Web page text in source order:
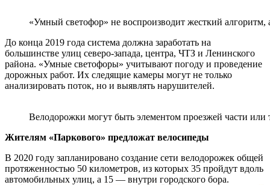
«Умный светофор» не воспроизводит жесткий алгоритм,
До конца 2019 года система должна заработать на
большинстве улиц северо-запада, центра, ЧТЗ и Ленинского
района. «Умные светофоры» учитывают погоду и проведение
дорожных работ. Их следящие камеры могут не только
анализировать поток, но и выявлять нарушителей.
Велодорожки могут быть элементом проезжей части
Жителям «Паркового» предложат велосипеды
В 2020 году запланировано создание сети велодорожек общей
протяженностью 50 километров, из которых 35 пройдут вдоль
автомобильных улиц, а 15 — внутри городского бора.